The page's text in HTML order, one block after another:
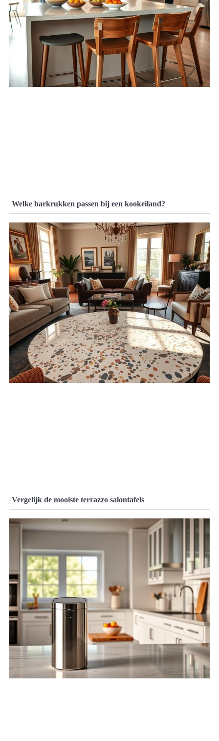
Welke barkrukken passen bij een kookeiland?
Vergelijk de mooiste terrazzo salontafels